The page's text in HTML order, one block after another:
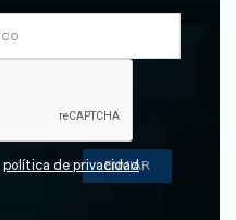
política de privacidad